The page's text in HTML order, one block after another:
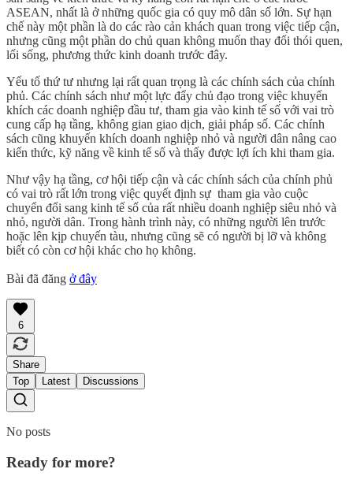
ASEAN, nhất là ở những quốc gia có quy mô dân số lớn. Sự hạn
chế này một phần là do các rào cản khách quan trong việc tiếp cận,
nhưng cũng một phần do chủ quan không muốn thay đổi thói quen,
lối sống, phương thức kinh doanh trước đây.
Yếu tố thứ tư nhưng lại rất quan trọng là các chính sách của chính
phủ. Các chính sách như một lực đẩy chủ đạo trong việc khuyến
khích các doanh nghiệp đầu tư, tham gia vào kinh tế số với vai trò
cung cấp hạ tầng, không gian giao dịch, giải pháp số. Các chính
sách cũng khuyến khích doanh nghiệp nhỏ và người dân nâng cao
kiến thức, kỹ năng về kinh tế số và thấy được lợi ích khi tham gia.
Như vậy hạ tầng, cơ hội tiếp cận và các chính sách của chính phủ
có vai trò rất lớn trong việc quyết định sự tham gia vào cuộc
chuyển đổi sang kinh tế số của rất nhiều doanh nghiệp siêu nhỏ và
nhỏ, người dân. Trong hành trình này, có những người lên trước
hoặc lên kịp chuyến tàu, nhưng cũng sẽ có người bị lỡ và không
biết có còn cơ hội khác cho họ không.
Bài đã đăng ở đây
6
Share
Top
Latest Discussions
No posts
Ready for more?